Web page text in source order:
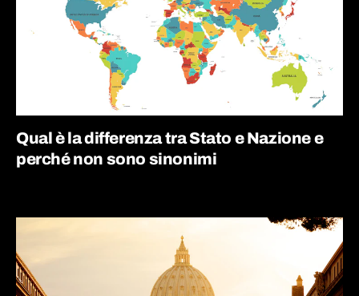
Qual è la differenza tra Stato e Nazione e
perché non sono sinonimi